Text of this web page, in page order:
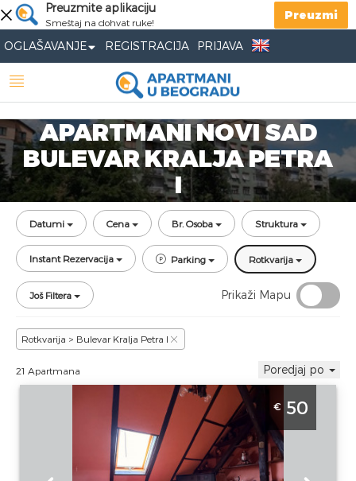
Preuzmite aplikaciju
Smeštaj na dohvat ruke!
Preuzmi
OGLAŠAVANJE REGISTRACIJA PRIJAVA
APARTMANI NOVI SAD
BULEVAR KRALJA PETRA
I
Datumi Cena Br. Osoba Struktura
Instant Rezervacija Parking Rotkvarija
Još Filtera Prikaži Mapu
Rotkvarija > Bulevar Kralja Petra I
21 Apartmana Poredjaj po
Dvosoban Apartman Duga NS Novi Sad
Rotkvarija. Namenjen za 4 osobe u centru
€ 50